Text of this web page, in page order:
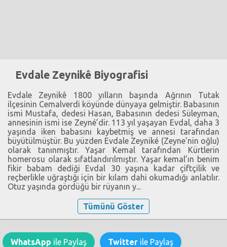
Evdale Zeynikê Biyografisi
Evdale Zeynikê 1800 yılların başında Ağrının Tutak
ilçesinin Cemalverdi köyünde dünyaya gelmiştir. Babasının
ismi Mustafa, dedesi Hasan, Babasının dedesi Süleyman,
annesinin ismi ise Zeyné’dir. 113 yıl yaşayan Evdal, daha 3
yaşında iken babasını kaybetmiş ve annesi tarafından
büyütülmüştür. Bu yüzden Evdale Zeyniké (Zeyne'nin oğlu)
olarak tanınmıştır. Yaşar Kemal tarafından Kürtlerin
homerosu olarak sıfatlandırılmıştır. Yaşar kemal’ın benim
fikir babam dediği Evdal 30 yaşına kadar çiftçilik ve
reçberlikle uğraştığı için bir kılam dahi okumadığı anlatılır.
Otuz yaşında gördüğü bir rüyanın y...
Tümünü Göster
WhatsApp ile Paylaş Twitter ile Paylaş